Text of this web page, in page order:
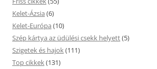
Kelet-Ázsia (6)
Kelet-Európa (10)
Szép kártya az üdülési csekk helyett(5)
Szigetek és hajok(111)
Top cikkek(131)